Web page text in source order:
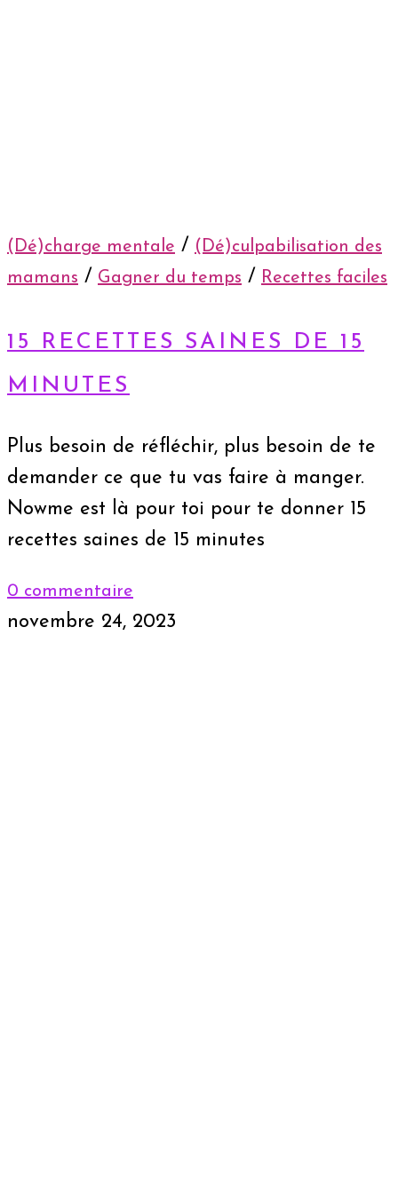
(Dé)charge mentale / (Dé)culpabilisation des
mamans / Gagner du temps / Recettes faciles
15 RECETTES SAINES DE 15
MINUTES
Plus besoin de réfléchir, plus besoin de te
demander ce que tu vas faire à manger.
Nowme est là pour toi pour te donner 15
recettes saines de 15 minutes
0 commentaire
novembre 24, 2023